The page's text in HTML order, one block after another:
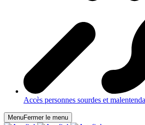
Accès personnes sourdes et
MenuFermer le menu